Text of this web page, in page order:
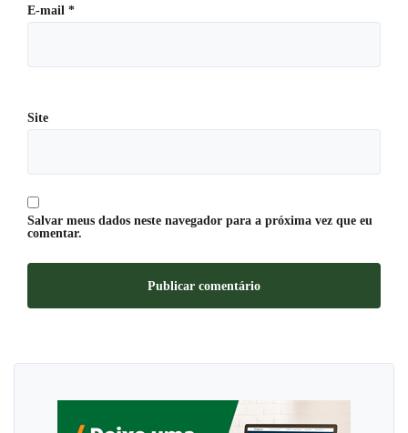
E-mail *
Site
Salvar meus dados neste navegador para a próxima vez que eu
comentar.